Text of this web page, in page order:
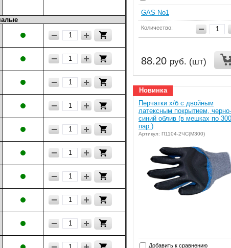
GAS No1
Количество:
88.20 руб. (шт)
Новинка
Перчатки х/б с двойным
латексным покрытием, черно-
синий облив (в мешках по 300
пар.)
Артикул: П1104-2ЧС(М300)
Добавить к сравнению